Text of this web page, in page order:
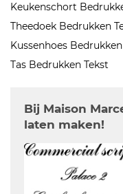
Keukenschort
Theedoek Bedrukken
Kussenhoes
Tas Bedrukken Tekst
Bij Maison
laten maken!